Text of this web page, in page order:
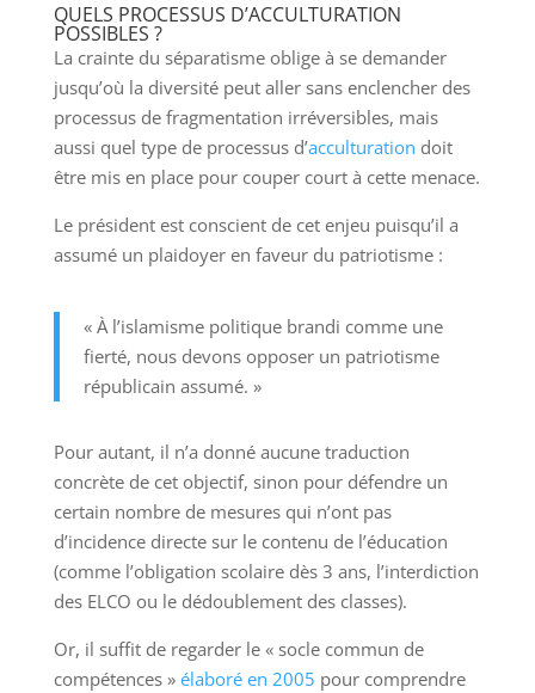
QUELS PROCESSUS D’ACCULTURATION
POSSIBLES ?
La crainte du séparatisme oblige à se demander
jusqu’où la diversité peut aller sans enclencher des
processus de fragmentation irréversibles, mais
aussi quel type de processus d’acculturation doit
être mis en place pour couper court à cette menace.
Le président est conscient de cet enjeu puisqu’il a
assumé un plaidoyer en faveur du patriotisme :
« À l’islamisme politique brandi comme une
fierté, nous devons opposer un patriotisme
républicain assumé. »
Pour autant, il n’a donné aucune traduction
concrète de cet objectif, sinon pour défendre un
certain nombre de mesures qui n’ont pas
d’incidence directe sur le contenu de l’éducation
(comme l’obligation scolaire dès 3 ans, l’interdiction
des ELCO ou le dédoublement des classes).
Or, il suffit de regarder le « socle commun de
compétences » élaboré en 2005 pour comprendre